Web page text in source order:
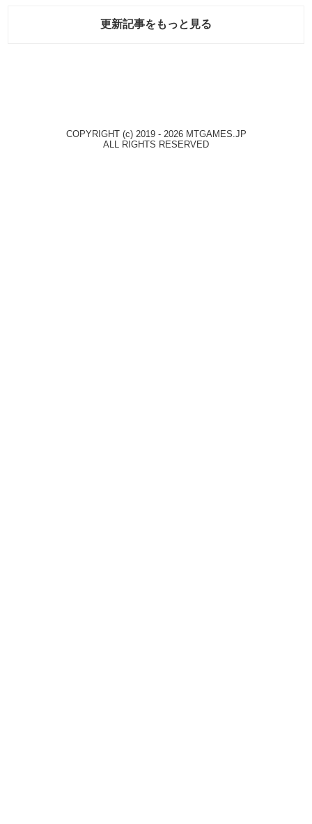
更新記事をもっと見る
COPYRIGHT (c) 2019 - 2026 MTGAMES.JP
ALL RIGHTS RESERVED